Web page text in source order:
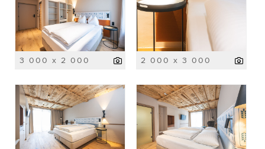
3 000 x 2 000 2 000 x 3 000